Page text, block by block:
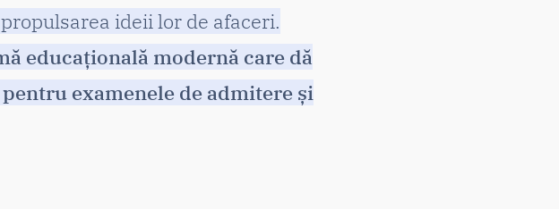
ideii lor de afaceri.
educațională modernă care dă
examenele de admitere și